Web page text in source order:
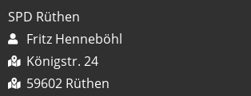
SPD Rüthen
Fritz Henneböhl
Königstr. 24
59602 Rüthen